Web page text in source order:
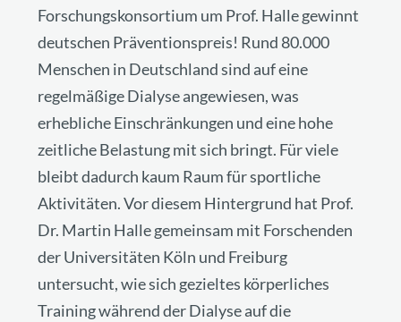
Forschungskonsortium um Prof. Halle gewinnt
deutschen Präventionspreis! Rund 80.000
Menschen in Deutschland sind auf eine
regelmäßige Dialyse angewiesen, was
erhebliche Einschränkungen und eine hohe
zeitliche Belastung mit sich bringt. Für viele
bleibt dadurch kaum Raum für sportliche
Aktivitäten. Vor diesem Hintergrund hat Prof.
Dr. Martin Halle gemeinsam mit Forschenden
der Universitäten Köln und Freiburg
untersucht, wie sich gezieltes körperliches
Training während der Dialyse auf die